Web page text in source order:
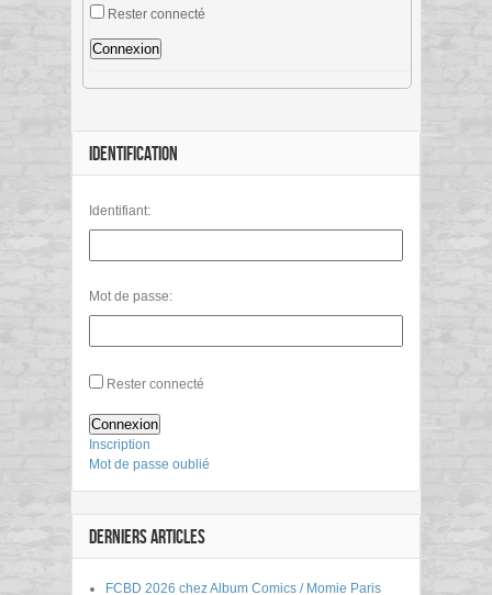
Rester connecté
Connexion
IDENTIFICATION
Identifiant:
Mot de passe:
Rester connecté
Connexion
Inscription
Mot de passe oublié
DERNIERS ARTICLES
FCBD 2026 chez Album Comics / Momie Paris